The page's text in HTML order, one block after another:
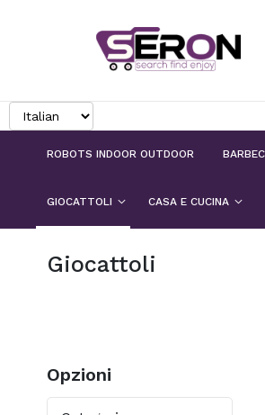
ROBOTS INDOOR OUTDOOR
GIOCATTOLI CASA E CUCINA
Giocattoli
Opzioni